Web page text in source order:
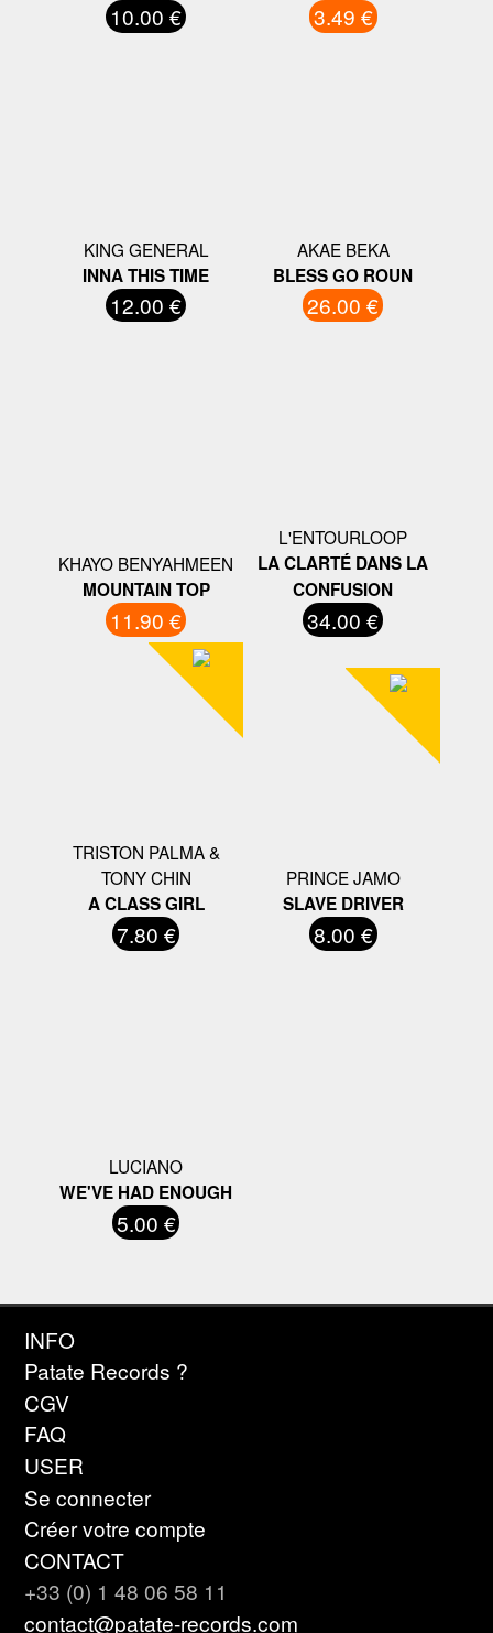
10.00 € 3.49 €
KING GENERAL
INNA THIS TIME
12.00 €
AKAE BEKA
BLESS GO ROUN
26.00 €
KHAYO BENYAHMEEN
MOUNTAIN TOP
11.90 €
L'ENTOURLOOP
LA CLARTÉ DANS LA
CONFUSION
34.00 €
TRISTON PALMA &
TONY CHIN
A CLASS GIRL
7.80 €
PRINCE JAMO
SLAVE DRIVER
8.00 €
LUCIANO
WE'VE HAD ENOUGH
5.00 €
INFO
Patate Records ?
CGV
FAQ
USER
Se connecter
Créer votre compte
CONTACT
+33 (0) 1 48 06 58 11
contact@patate-records.com